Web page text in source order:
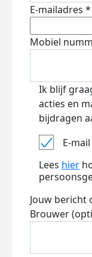
E-mailadres *
Mobiel
Ik blijf
acties en
bijdragen
E-mail
Lees hier
Jouw bericht
Brouwer